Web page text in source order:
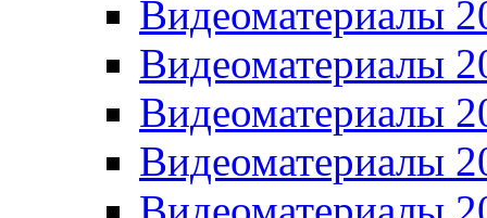
Видеоматериалы
Видеоматериалы
Видеоматериалы
Видеоматериалы